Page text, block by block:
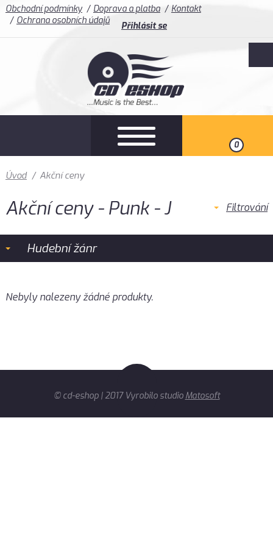
Obchodní podmínky Doprava a platba
Kontakt
Ochrana osobních údajů
Přihlásit se
0
Úvod / Akční ceny
Akční ceny - Punk - J Filtrování
Hudební žánr
Nebyly nalezeny žádné produkty.
© cd-eshop | 2017 Vyrobilo studio Matosoft